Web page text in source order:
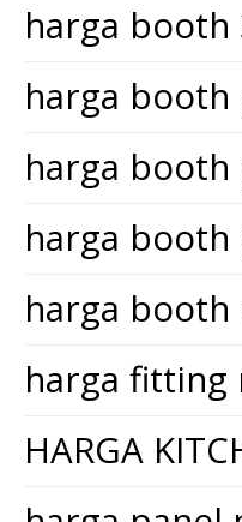
harga booth
harga booth
harga booth
harga booth
harga booth
harga fitting
HARGA